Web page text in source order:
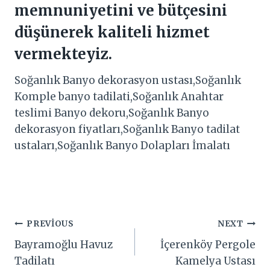
memnuniyetini ve bütçesini
düşünerek kaliteli hizmet
vermekteyiz.
Soğanlık Banyo dekorasyon ustası,Soğanlık
Komple banyo tadilati,Soğanlık Anahtar
teslimi Banyo dekoru,Soğanlık Banyo
dekorasyon fiyatları,Soğanlık Banyo tadilat
ustaları,Soğanlık Banyo Dolapları İmalatı
Yazı
gezinmesi
PREVIOUS
Bayramoğlu Havuz
Tadilatı
NEXT
İçerenköy Pergole
Kamelya Ustası